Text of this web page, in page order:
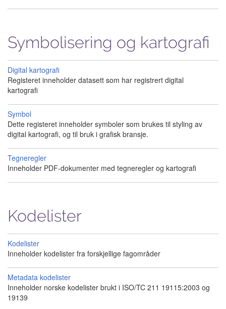
Symbolisering og kartografi
Digital kartografi
Registeret inneholder datasett som har registrert digital
kartografi
Symbol
Dette registeret inneholder symboler som brukes til styling av
digital kartografi, og til bruk i grafisk bransje.
Tegneregler
Inneholder PDF-dokumenter med tegneregler og kartografi
Kodelister
Kodelister
Inneholder kodelister fra forskjellige fagområder
Metadata kodelister
Inneholder norske kodelister brukt i ISO/TC 211 19115:2003 og
19139